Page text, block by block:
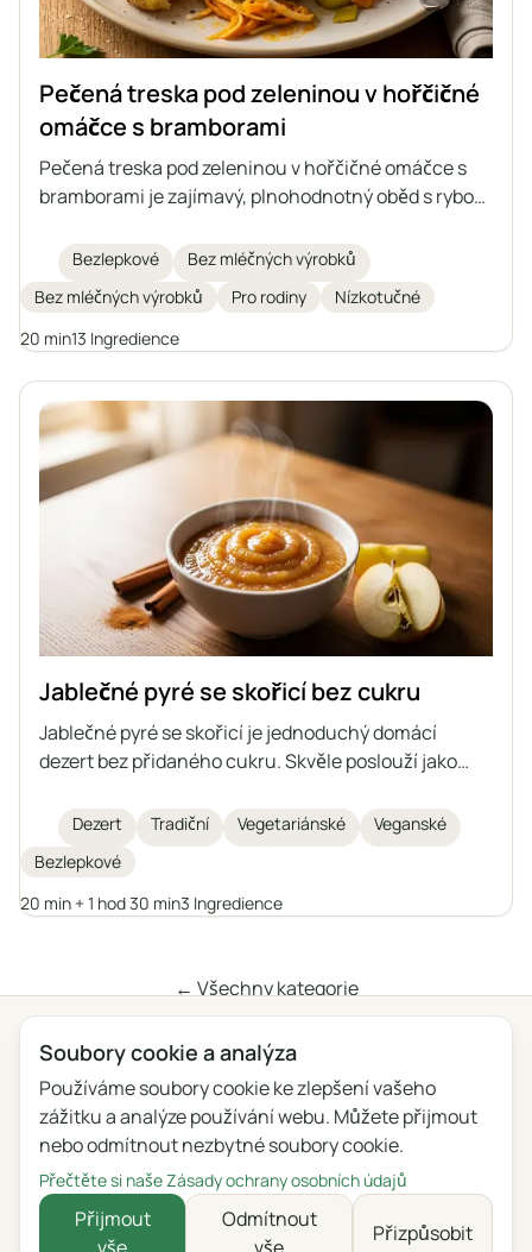
Pečená treska pod zeleninou v hořčičné
omáčce s bramborami
Pečená treska pod zeleninou v hořčičné omáčce s
bramborami je zajímavý, plnohodnotný oběd s rybou
zeleninou v aromatické hořčičné omáčce a celé jídlo
je podáváno s pečenými bramborami. Ideální volba
pro ty, kteří dbají na zdravou stravu a hledají
zpestření v každodenním jídelníčku.
Bezlepkové
Bez mléčných výrobků
Bez mléčných výrobků
Pro rodiny
Nízkotučné
20 min13 Ingredience
Jablečné pyré se skořicí bez cukru
Jablečné pyré se skořicí je jednoduchý domácí
dezert bez přidaného cukru. Skvěle poslouží jako
ho připravit do zásoby a uchovávat delší dobu.
Dezert Tradiční Vegetariánské
Veganské
Bezlepkové
20 min + 1 hod 30 min3 Ingredience
← Všechny kategorie
Ochrana osobních údajůPodmínkyBlogZpětná vazba
Seznam změnNastavení souborů cookie
English
Polski Português
Français
Deutsch
Italiano Español
Русский
Soubory cookie a analýza
Používáme soubory cookie ke zlepšení vašeho
zážitku a analýze používání webu. Můžete přijmout
nebo odmítnout nezbytné soubory cookie.
Přečtěte si naše Zásady ochrany osobních údajů
Přijmout
Odmítnout
Přizpůsobit